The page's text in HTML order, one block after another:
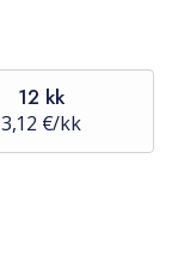
12 kk
3,12 €/kk